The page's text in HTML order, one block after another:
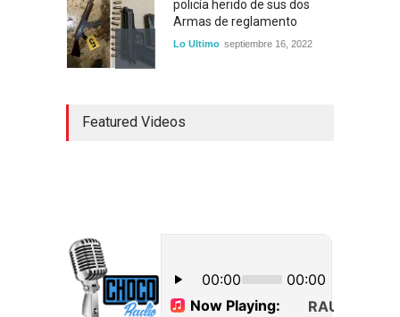
policía herido de sus dos
Armas de reglamento
Lo Ultimo septiembre 16, 2022
carretera Los Jusos-Río
cocaína en Higüey
Uncategorized
septiembre 17, 2022
Featured Videos